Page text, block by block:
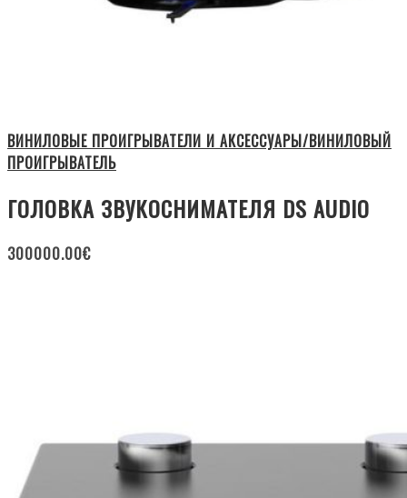
ВИНИЛОВЫЕ ПРОИГРЫВАТЕЛИ И АКСЕССУАРЫ/ВИНИЛОВЫЙ
ПРОИГРЫВАТЕЛЬ
ГОЛОВКА ЗВУКОСНИМАТЕЛЯ DS AUDIO
300000.00€